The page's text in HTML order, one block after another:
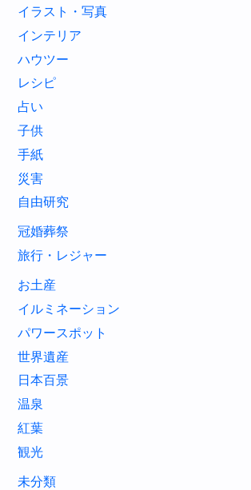
イラスト・写真
インテリア
ハウツー
レシピ
占い
子供
手紙
災害
自由研究
冠婚葬祭
旅行・レジャー
お土産
イルミネーション
パワースポット
世界遺産
日本百景
温泉
紅葉
観光
未分類